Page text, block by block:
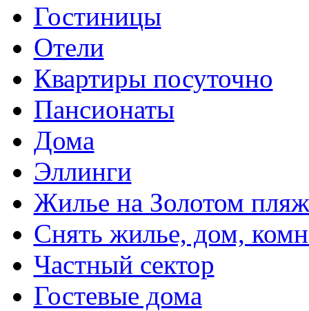
Гостиницы
Отели
Квартиры посуточно
Пансионаты
Дома
Эллинги
Жилье на Золотом
Снять жилье, дом,
Частный сектор
Гостевые дома